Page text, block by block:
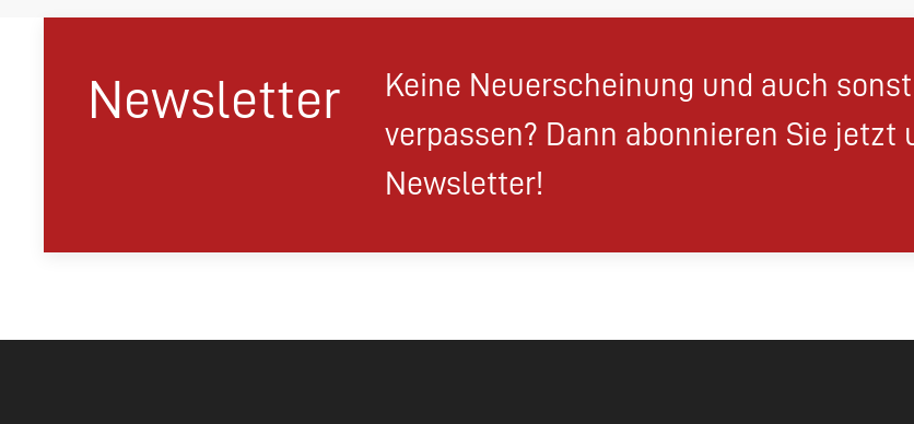
Newsletter
Keine Neuerscheinung und auch
verpassen? Dann abonnieren Sie jetzt
Newsletter!